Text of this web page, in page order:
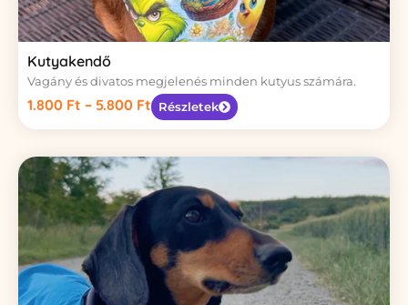
Kutyakendő
Vagány és divatos megjelenés minden kutyus számára.
1.800 Ft – 5.800 Ft Részletek